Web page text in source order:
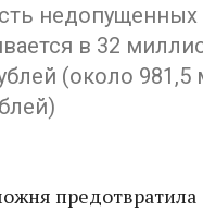
в 32
(около
предотвратила